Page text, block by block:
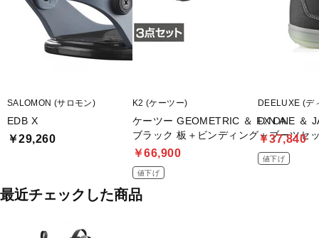
SALOMON (サロモン)
EDB X
￥29,260
K2 (ケーツー)
ケーツー GEOMETRIC ＆ FX ONE ＆
ブラック 板＋ビンディング＋ブーツセ
￥66,900
値下げ
DEELUXE (デ
D.N.A.
￥37,840
値下げ
最近チェックした商品